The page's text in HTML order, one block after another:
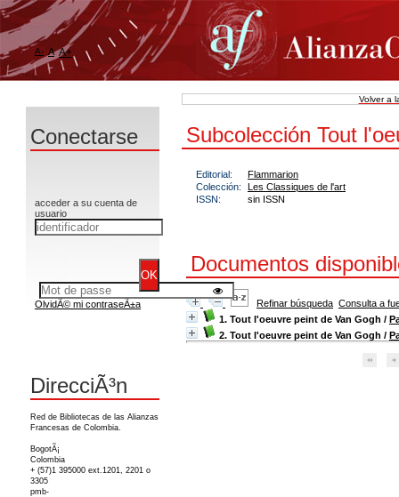
Volver a
Subcolección Tout
Editorial:
Flammarion
Colección:
Les Classiques de l'art
ISSN:
sin ISSN
Documentos
Refinar búsqueda Consulta a
1. Tout l'oeuvre peint de Van Gogh /
2. Tout l'oeuvre peint de Van Gogh /
A- A A+
Conectarse
acceder a su cuenta de
usuario
OlvidÃ© mi contraseÃ±a
DirecciÃ³n
Red de Bibliotecas de las Alianzas
Francesas de Colombia.
BogotÃ¡
Colombia
+ (57)1 395000 ext.1201, 2201 o
3305
pmb-